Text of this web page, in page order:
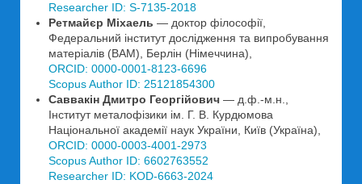
Researcher ID: S-7135-2018
Ретмайєр Міхаель — доктор філософії,
Федеральний інститут дослідження та випробування
матеріалів (BAM), Берлін (Німеччина),
ORCID: 0000-0001-8123-6696
Scopus Author ID: 25121854300
Саввакін Дмитро Георгійович — д.ф.-м.н.,
Інститут металофізики ім. Г. В. Курдюмова
Національної академії наук України, Київ (Україна),
ORCID: 0000-0003-4001-2973
Scopus Author ID: 6602763552
Researcher ID: KOD-6663-2024